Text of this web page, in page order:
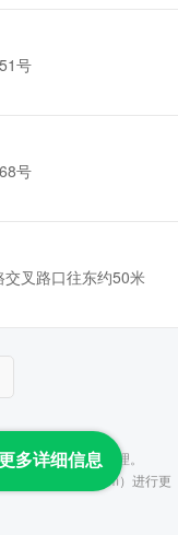
号
号
叉路口往东约50米
Reserved
并通过人工进行整理。
）进行更
多详细信息